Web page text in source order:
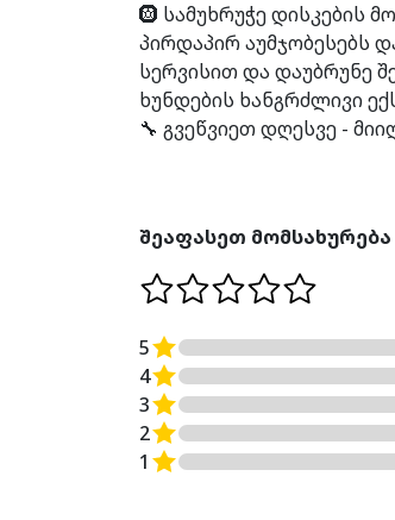
🛞 სამუხრუჭე დისკების
პირდაპირ აუმჯობესებს
სერვისით და დაუბრუნე
ხუნდების ხანგრძლივი
🔧 გვეწვიეთ დღესვე -
შეაფასეთ მომსახურება
5
4
3
2
1